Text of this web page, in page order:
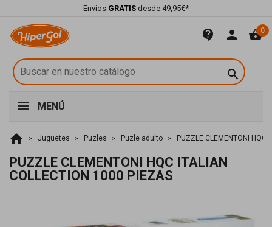
Envíos GRATIS desde 49,95€*
contact_support person shopping_basket0

MENÚ
home Juguetes Puzles Puzle adulto PUZZLE CLEMENTONI HQC
PUZZLE CLEMENTONI HQC ITALIAN
COLLECTION 1000 PIEZAS